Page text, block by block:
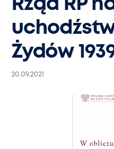
Rząd RP
Żydów
20.09.2021